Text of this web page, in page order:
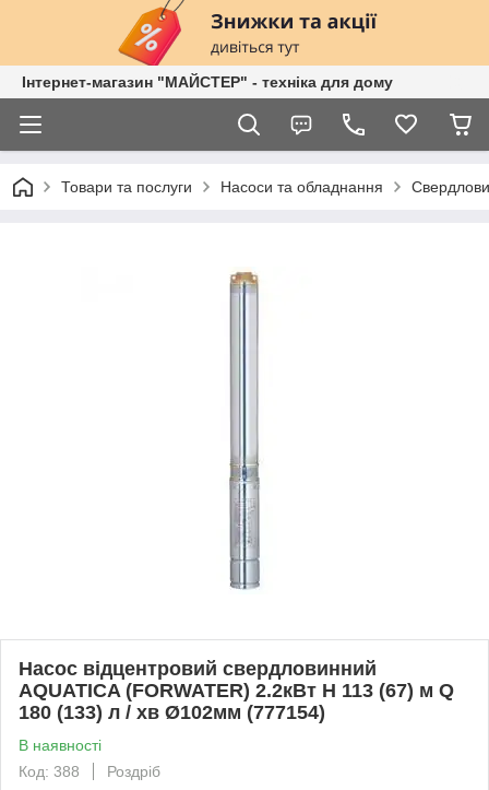
Інтернет-магазин "МАЙСТЕР" - техніка для дому
Товари та послуги Насоси та обладнання
Насос відцентровий свердловинний
AQUATICA (FORWATER) 2.2кВт H 113 (67) м Q
180 (133) л / хв Ø102мм (777154)
В наявності
Код: 388
Роздріб